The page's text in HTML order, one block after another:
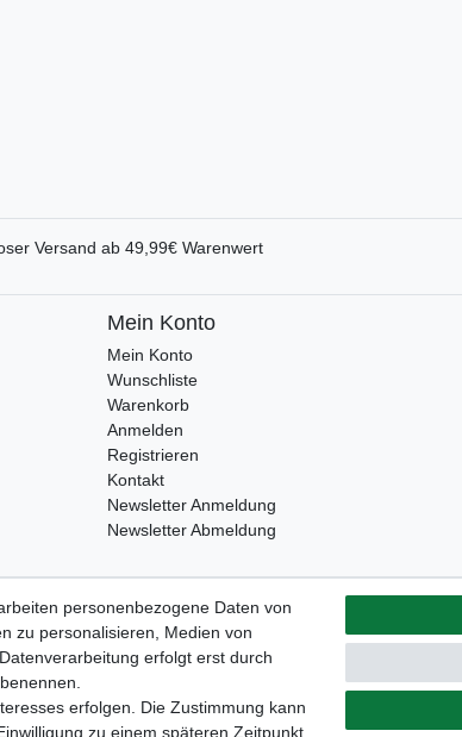
Versand ab 49,99€ Warenwert
Mein Konto
Mein Konto
Wunschliste
Warenkorb
Anmelden
Registrieren
Kontakt
Newsletter Anmeldung
Newsletter Abmeldung
Impressum Daten­schutz­erklärung AGB Kontakt
personenbezogene Daten von
zu personalisieren, Medien von
erfolgt erst durch
erfolgen. Die Zustimmung kann
zu einem späteren Zeitpunkt